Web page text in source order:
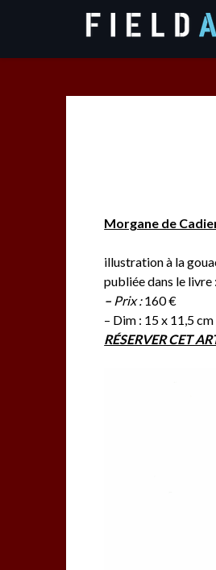
Morgane de
illustration à la
publiée dans le
– Prix :160 €
– Dim : 15 x 11,5 cm
RÉSERVER CET